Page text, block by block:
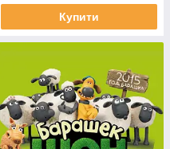
Купити